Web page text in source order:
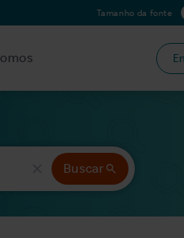
Tamanho da fonte
Buscar